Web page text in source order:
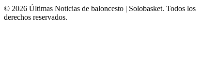
© 2026 Últimas Noticias de baloncesto | Solobasket. Todos los
derechos reservados.